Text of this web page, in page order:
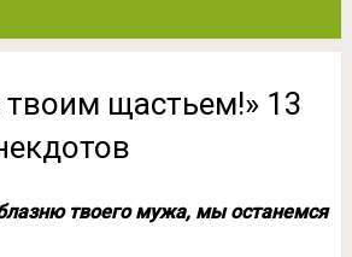
твоим щастьем!» 13
твоего мужа, мы останемся